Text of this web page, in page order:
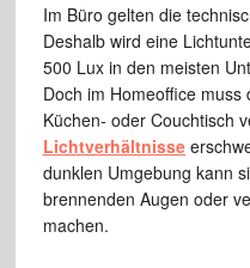
Im Büro gelten die
Deshalb wird eine
500 Lux in den meisten
Doch im Homeoffice
Küchen- oder Couchtisch
Lichtverhältnisse
dunklen Umgebung kann
brennenden Augen oder
machen.